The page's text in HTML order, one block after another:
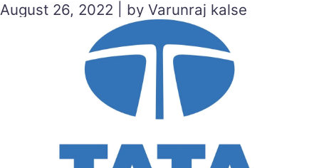
August 26, 2022 | by Varunraj kalse